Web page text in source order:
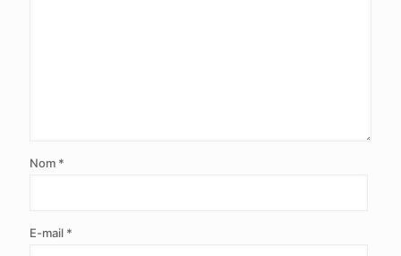
Nom *
E-mail *